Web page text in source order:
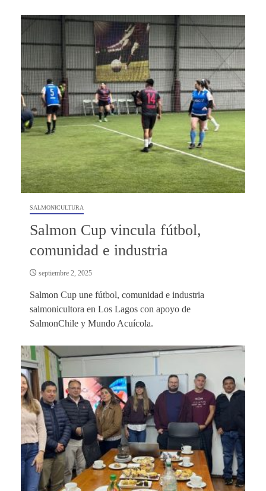
SALMONICULTURA
Salmon Cup vincula fútbol,
comunidad e industria
septiembre 2, 2025
Salmon Cup une fútbol, comunidad e industria
salmonicultora en Los Lagos con apoyo de
SalmonChile y Mundo Acuícola.